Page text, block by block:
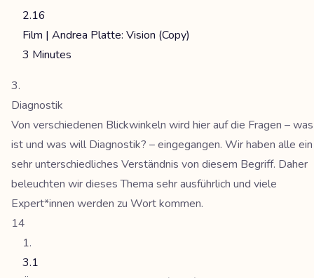
2.16
Film | Andrea Platte: Vision (Copy)
3 Minutes
Diagnostik
Von verschiedenen Blickwinkeln wird hier auf die Fragen – was
ist und was will Diagnostik? – eingegangen. Wir haben alle ein
sehr unterschiedliches Verständnis von diesem Begriff. Daher
beleuchten wir dieses Thema sehr ausführlich und viele
Expert*innen werden zu Wort kommen.
14
3.1